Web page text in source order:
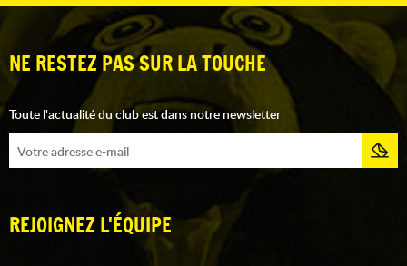
NE RESTEZ PAS SUR LA TOUCHE
Toute l'actualité du club est dans notre newsletter
REJOIGNEZ L'ÉQUIPE